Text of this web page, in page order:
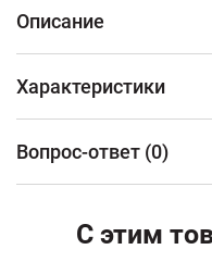
Описание
30 и отличается
несмотря на огромную
раза быстрее любых
Печи линейки «Гром»
короб для установки
Характеристики
Тип топлива
Тип каменки
Наличие бака для воды
Вопрос-ответ (0)
С этим